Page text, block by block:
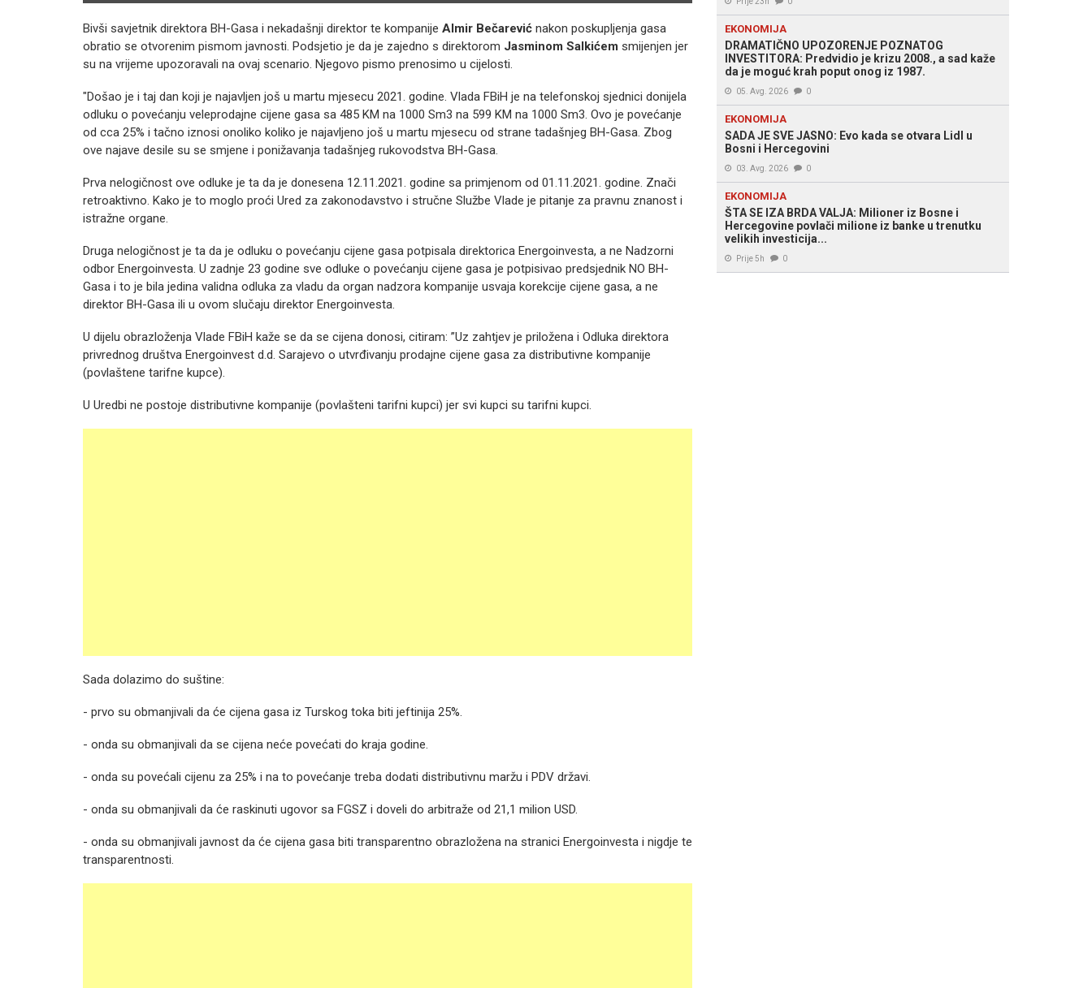
Bivši savjetnik direktora BH-Gasa i nekadašnji direktor te kompanije Almir Bečarević nakon poskupljenja gasa
obratio se otvorenim pismom javnosti. Podsjetio je da je zajedno s direktorom Jasminom Salkićem smijenjen jer
su na vrijeme upozoravali na ovaj scenario. Njegovo pismo prenosimo u cijelosti.
"Došao je i taj dan koji je najavljen još u martu mjesecu 2021. godine. Vlada FBiH je na telefonskoj sjednici donijela
odluku o povećanju veleprodajne cijene gasa sa 485 KM na 1000 Sm3 na 599 KM na 1000 Sm3. Ovo je povećanje
od cca 25% i tačno iznosi onoliko koliko je najavljeno još u martu mjesecu od strane tadašnjeg BH-Gasa. Zbog
ove najave desile su se smjene i ponižavanja tadašnjeg rukovodstva BH-Gasa.
Prva nelogičnost ove odluke je ta da je donesena 12.11.2021. godine sa primjenom od 01.11.2021. godine. Znači
retroaktivno. Kako je to moglo proći Ured za zakonodavstvo i stručne Službe Vlade je pitanje za pravnu znanost i
istražne organe.
Druga nelogičnost je ta da je odluku o povećanju cijene gasa potpisala direktorica Energoinvesta, a ne Nadzorni
odbor Energoinvesta. U zadnje 23 godine sve odluke o povećanju cijene gasa je potpisivao predsjednik NO BH-
Gasa i to je bila jedina validna odluka za vladu da organ nadzora kompanije usvaja korekcije cijene gasa, a ne
direktor BH-Gasa ili u ovom slučaju direktor Energoinvesta.
U dijelu obrazloženja Vlade FBiH kaže se da se cijena donosi, citiram: ”Uz zahtjev je priložena i Odluka direktora
privrednog društva Energoinvest d.d. Sarajevo o utvrđivanju prodajne cijene gasa za distributivne kompanije
(povlaštene tarifne kupce).
U Uredbi ne postoje distributivne kompanije (povlašteni tarifni kupci) jer svi kupci su tarifni kupci.
Sada dolazimo do suštine:
- prvo su obmanjivali da će cijena gasa iz Turskog toka biti jeftinija 25%.
- onda su obmanjivali da se cijena neće povećati do kraja godine.
- onda su povećali cijenu za 25% i na to povećanje treba dodati distributivnu maržu i PDV državi.
- onda su obmanjivali da će raskinuti ugovor sa FGSZ i doveli do arbitraže od 21,1 milion USD.
- onda su obmanjivali javnost da će cijena gasa biti transparentno obrazložena na stranici Energoinvesta i nigdje te
transparentnosti.
EKONOMIJA
DRAMATIČNO UPOZORENJE POZNATOG
INVESTITORA: Predvidio je krizu 2008., a sad kaže
da je moguć krah poput onog iz 1987.
05. Avg. 2026 0
EKONOMIJA
SADA JE SVE JASNO: Evo kada se otvara Lidl u
Bosni i Hercegovini
03. Avg. 2026 0
EKONOMIJA
ŠTA SE IZA BRDA VALJA: Milioner iz Bosne i
Hercegovine povlači milione iz banke u trenutku
velikih investicija...
Prije 5h 0